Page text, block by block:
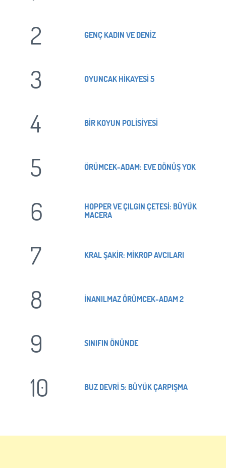
2 GENÇ KADIN VE DENİZ
3 OYUNCAK HİKAYESİ 5
4 BİR KOYUN POLİSİYESİ
5 ÖRÜMCEK-ADAM: EVE DÖNÜŞ YOK
6
HOPPER VE ÇILGIN ÇETESİ: BÜYÜK
MACERA
7 KRAL ŞAKİR: MİKROP AVCILARI
8 İNANILMAZ ÖRÜMCEK-ADAM 2
9 SINIFIN ÖNÜNDE
10 BUZ DEVRİ 5: BÜYÜK ÇARPIŞMA